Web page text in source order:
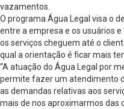
vazamentos.
O programa Água Legal visa o
entre a empresa e os usuários
os serviços cheguem até o
qual a orientação é ficar mais
“A atuação do Água Legal por
permite fazer um atendimento
as demandas relativas aos
mais de nos aproximarmos das